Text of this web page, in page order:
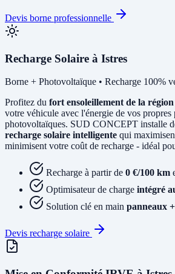
Devis borne professionnelle
Recharge Solaire à Istres
Borne + Photovoltaïque • Recharge 100%
Profitez du fort ensoleillement de la
votre véhicule avec l'énergie de vos propres
photovoltaïques. SUD CONCEPT installe
recharge solaire intelligente qui
minimisent votre coût de recharge - idéal
Recharge à partir de 0 €/100 km
Optimisateur de charge intégré
Solution clé en main panneaux
Devis recharge solaire